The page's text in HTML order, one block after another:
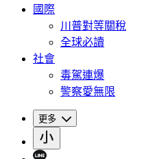
國際
川普對等關稅
全球必讀
社會
毒駕連爆
警察愛無限
更多